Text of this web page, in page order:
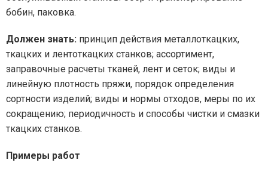
бобин, паковка.
Должен знать: принцип действия металлоткацких,
ткацких и лентоткацких станков; ассортимент,
заправочные расчеты тканей, лент и сеток; виды и
линейную плотность пряжи, порядок определения
сортности изделий; виды и нормы отходов, меры по их
сокращению; периодичность и способы чистки и смазки
ткацких станков.
Примеры работ